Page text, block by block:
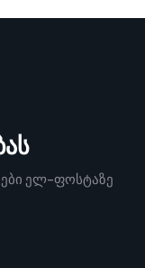
ელ-ფოსტაზე